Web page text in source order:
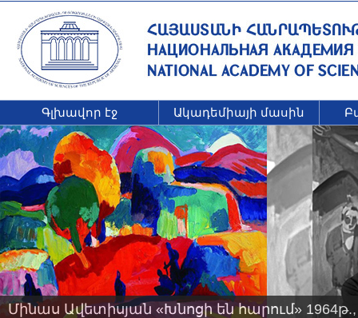
Գլխավոր էջ Ակադեմիայի մասին
Մինաս Ավետիսյան «Խնոցի են հարում»